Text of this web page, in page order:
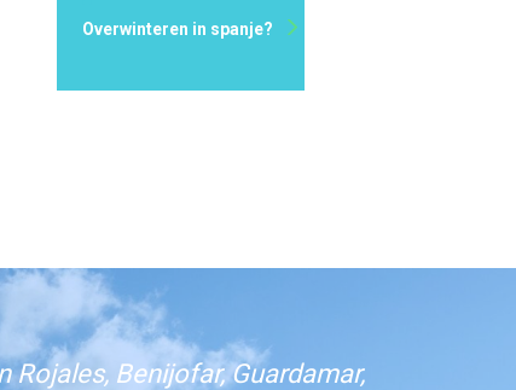
Overwinteren in spanje?
Benijofar, Guardamar,